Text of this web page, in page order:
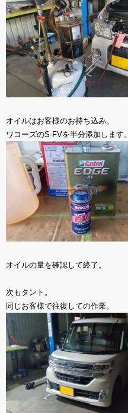
オイルはお客様のお持ち込み。
ワコーズのS-FVを半分添加します。
オイルの量を確認して終了。
次もタント。
同じお客様で往復しての作業。